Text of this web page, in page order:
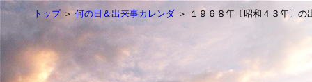
トップ＞ 何の日＆出来事カレンダ＞ １９６８年〔昭和４３年〕の